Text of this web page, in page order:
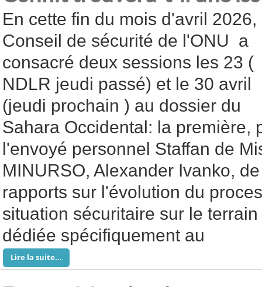
En cette fin du mois d'avril 2026,
Conseil de sécurité de l'ONU a
consacré deux sessions les 23 (
NDLR jeudi passé) et le 30 avril
(jeudi prochain ) au dossier du
Sahara Occidental: la première,
l'envoyé personnel Staffan de
MINURSO, Alexander Ivanko,
rapports sur l'évolution du
situation sécuritaire sur le
dédiée spécifiquement au
Lire la suite...